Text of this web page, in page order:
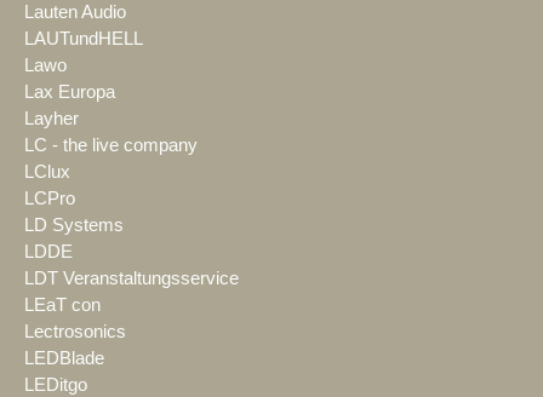
Lauten Audio
LAUTundHELL
Lawo
Lax Europa
Layher
LC - the live company
LClux
LCPro
LD Systems
LDDE
LDT Veranstaltungsservice
LEaT con
Lectrosonics
LEDBlade
LEDitgo